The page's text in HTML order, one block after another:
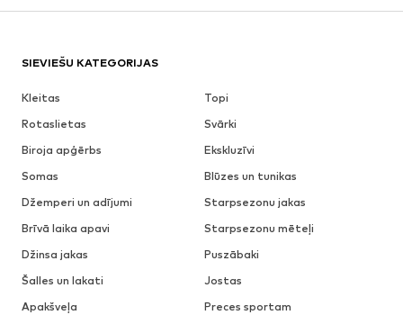
SIEVIEŠU KATEGORIJAS
Kleitas
Topi
Rotaslietas
Svārki
Biroja apģērbs
Ekskluzīvi
Somas
Blūzes un tunikas
Džemperi un adījumi
Starpsezonu jakas
Brīvā laika apavi
Starpsezonu mēteļi
Džinsa jakas
Puszābaki
Šalles un lakati
Jostas
Apakšveļa
Preces sportam